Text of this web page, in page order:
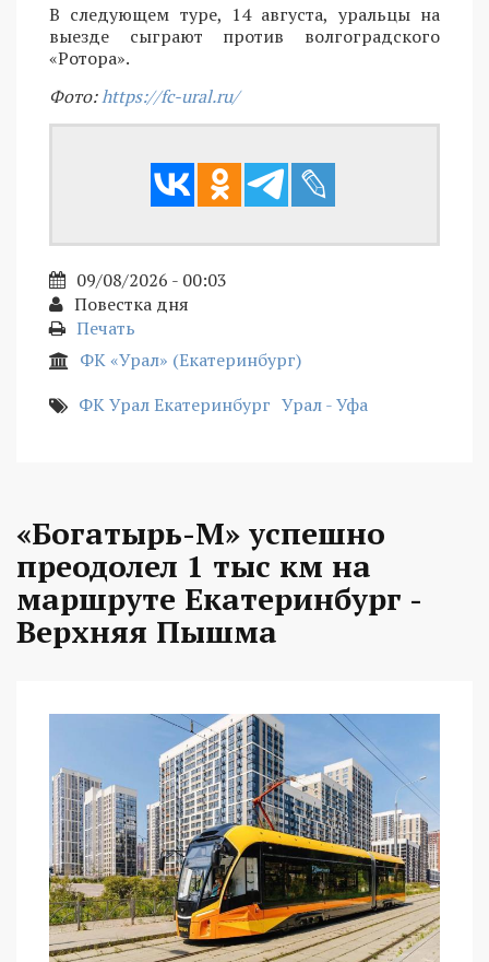
В следующем туре, 14 августа, уральцы на
выезде сыграют против волгоградского
«Ротора».
Фото:https://fc-ural.ru/
09/08/2026 - 00:03
Повестка дня
Печать
ФК «Урал» (Екатеринбург)
ФК Урал Екатеринбург Урал - Уфа
«Богатырь-М» успешно
преодолел 1 тыс км на
маршруте Екатеринбург -
Верхняя Пышма